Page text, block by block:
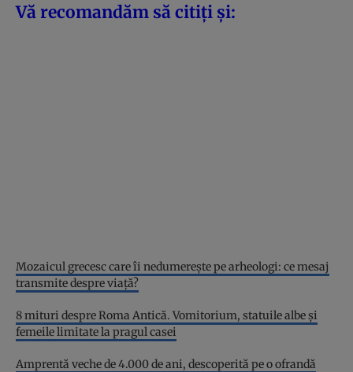
Vă recomandăm să citiți și:
Mozaicul grecesc care îi nedumerește pe arheologi: ce mesaj
transmite despre viață?
8 mituri despre Roma Antică. Vomitorium, statuile albe și
femeile limitate la pragul casei
Amprentă veche de 4.000 de ani, descoperită pe o ofrandă